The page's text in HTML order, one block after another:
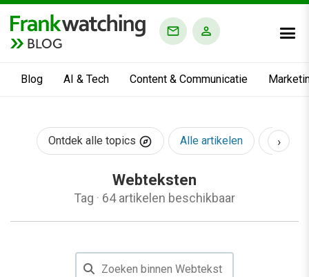
BLOG
Blog AI & Tech Content & Communicatie
Ontdek alle topics Alle artikelen AI &
›
Webteksten
Tag · 64 artikelen beschikbaar